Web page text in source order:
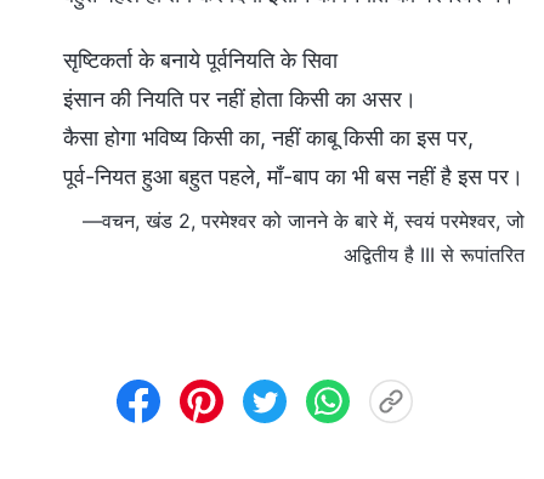
सृष्टिकर्ता के बनाये पूर्वनियति के सिवा
इंसान की नियति पर नहीं होता किसी का असर।
कैसा होगा भविष्य किसी का, नहीं काबू किसी का इस पर,
पूर्व-नियत हुआ बहुत पहले, माँ-बाप का भी बस नहीं है इस पर।
—वचन, खंड 2, परमेश्वर को जानने के बारे में, स्वयं परमेश्वर, जो
अद्वितीय है III से रूपांतरित